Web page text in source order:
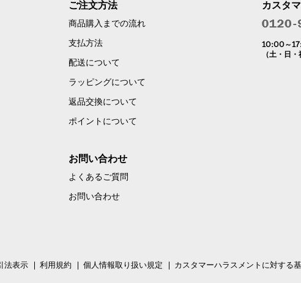
ご注文方法
商品購入までの流れ
支払方法
配送について
ラッピングについて
返品交換について
ポイントについて
お問い合わせ
よくあるご質問
お問い合わせ
カスタ
10:00～
（土・日
法表示 利用規約 個人情報取り扱い規定 カスタマーハラスメントに対する